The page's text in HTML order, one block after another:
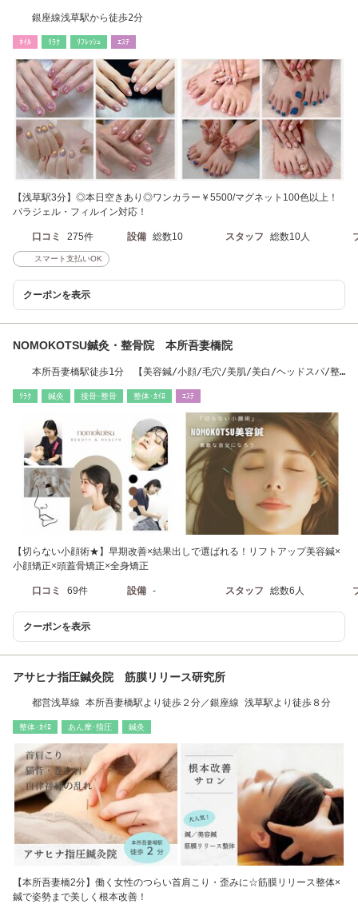
銀座線浅草駅から徒歩2分
ﾈｲﾙ ﾘﾗｸ ﾘﾌﾚｯｼｭ ｴｽﾃ
【浅草駅3分】◎本日空きあり◎ワンカラー￥5500/マグネット100色以上！
パラジェル・フィルイン対応！
口コミ 275件 設備 総数10 スタッフ 総数10人
スマート支払いOK
クーポンを表示
NOMOKOTSU鍼灸・整骨院 本所吾妻橋院
本所吾妻橋駅徒歩1分 【美容鍼/小顔/毛穴/美肌/美白/ヘッドスパ/整
ﾘﾗｸ 鍼灸 接骨･整骨 整体･ｶｲﾛ ｴｽﾃ
【切らない小顔術★】早期改善×結果出しで選ばれる！リフトアップ美容鍼×
小顔矯正×頭蓋骨矯正×全身矯正
口コミ 69件 設備 - スタッフ 総数6人
クーポンを表示
アサヒナ指圧鍼灸院 筋膜リリース研究所
都営浅草線 本所吾妻橋駅より徒歩２分／銀座線 浅草駅より徒歩８分
整体･ｶｲﾛ あん摩･指圧 鍼灸
【本所吾妻橋2分】働く女性のつらい首肩こり・歪みに☆筋膜リリース整体×
鍼で姿勢まで美しく根本改善！